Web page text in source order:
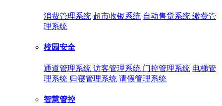
消费管理系统 超市收银系统 自动售货系统 缴费管
理系统
校园安全
通道管理系统 访客管理系统 门控管理系统 电梯管
理系统 归寝管理系统 请假管理系统
智慧管控